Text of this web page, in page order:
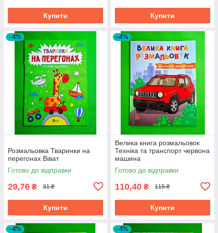
Купити Купити
–4%
Розмальовка Тваринки на
перегонах Віват
Готово до відправки
29,76 ₴ 31 ₴
Купити
–4%
Велика книга розмальовок
Техніка та транспорт червона
машина
Готово до відправки
110,40 ₴ 115 ₴
Купити
–4% –4%